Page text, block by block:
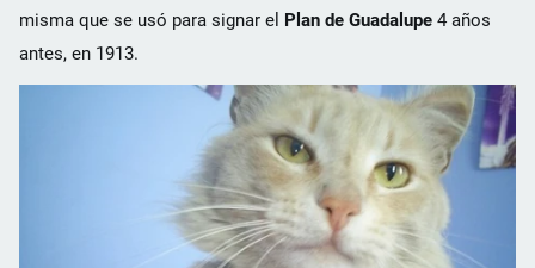
misma que se usó para signar el Plan de Guadalupe 4 años
antes, en 1913.